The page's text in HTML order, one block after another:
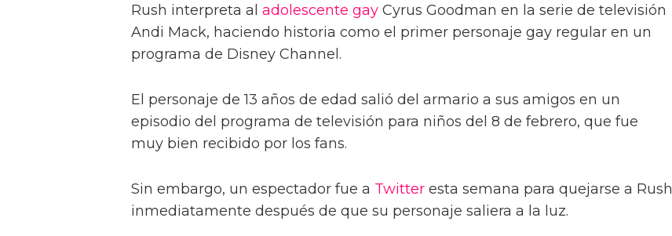
Rush interpreta al adolescente gay Cyrus Goodman en la serie de televisión
Andi Mack, haciendo historia como el primer personaje gay regular en un
programa de Disney Channel.
El personaje de 13 años de edad salió del armario a sus amigos en un
episodio del programa de televisión para niños del 8 de febrero, que fue
muy bien recibido por los fans.
Sin embargo, un espectador fue a Twitter esta semana para quejarse a Rush
inmediatamente después de que su personaje saliera a la luz.